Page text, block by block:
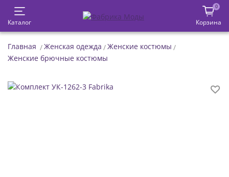
Каталог
0
Корзина
Главная Женская одежда
Женские костюмы
Женские брючные костюмы